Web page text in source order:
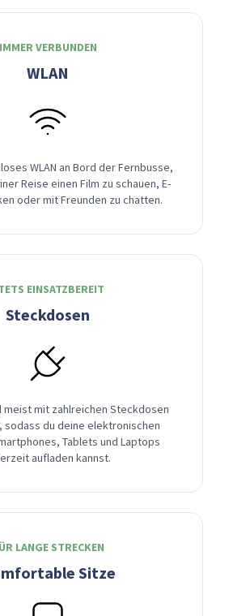
IMMER VERBUNDEN
WLAN
WLAN an Bord der Fernbusse,
Reise einen Film zu schauen, E-
oder mit Freunden zu chatten.
EINSATZBEREIT
Steckdosen
meist mit zahlreichen Steckdosen
du deine elektronischen
Tablets und Laptops
aufladen kannst.
LANGE STRECKEN
Sitze